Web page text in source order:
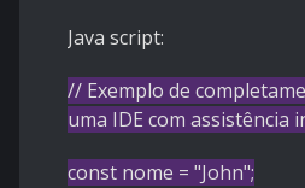
Java script:
// Exemplo de
uma IDE com assistência
const nome = "John";